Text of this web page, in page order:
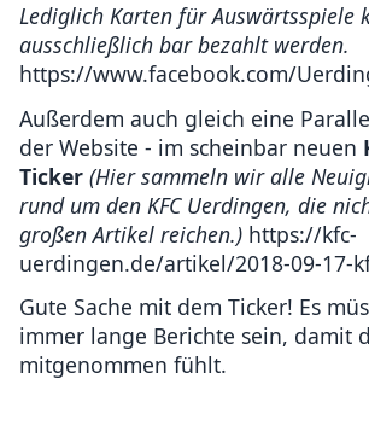
Lediglich Karten für Auswärtsspiele
ausschließlich bar bezahlt werden.
https://www.facebook.com/
Außerdem auch gleich eine
der Website - im scheinbar neuen
Ticker (Hier sammeln wir alle
rund um den KFC Uerdingen, die
großen Artikel reichen.) https://kfc-
uerdingen.de/artikel/2018-09-17-
Gute Sache mit dem Ticker! Es
immer lange Berichte sein, damit
mitgenommen fühlt.